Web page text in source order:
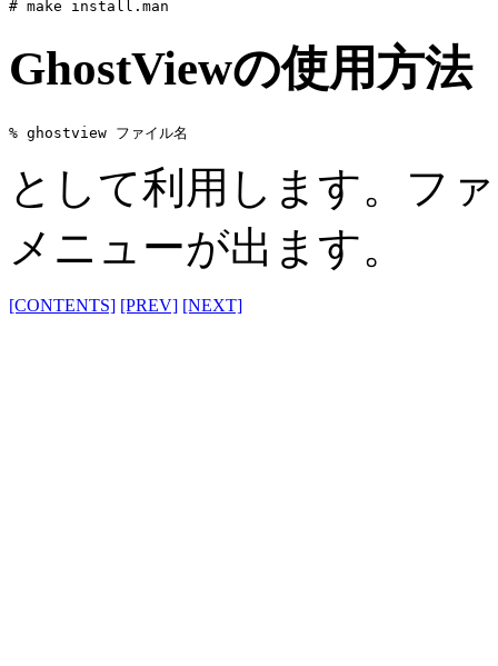
GhostViewの使用方法
として利用します。フ
メニューが出ます。
[CONTENTS] [PREV] [NEXT]